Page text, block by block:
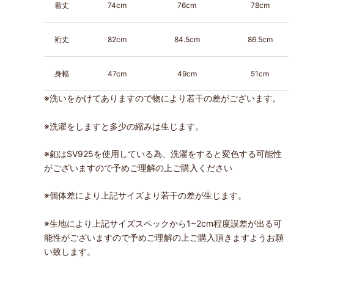
着丈 74cm 76cm 78cm
裄丈 82cm 84.5cm 86.5cm
身幅 47cm 49cm 51cm
※洗いをかけてありますので物により若干の差がございます。
※洗濯をしますと多少の縮みは生じます。
※釦はSV925を使用している為、洗濯をすると変色する可能性
がございますので予めご理解の上ご購入ください
※個体差により上記サイズより若干の差が生じます。
※生地により上記サイズスペックから1~2cm程度誤差が出る可
能性がございますので予めご理解の上ご購入頂きますようお願
い致します。